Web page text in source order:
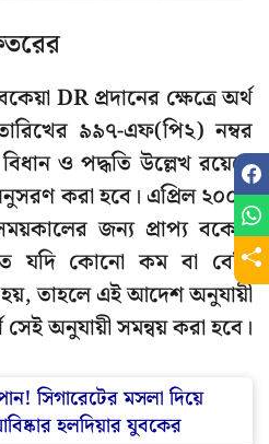
DR প্রদানের ক্ষেত্রে অর্থ
৯৯৭-এফ(পি২) নম্বর
ও পদ্ধতি উল্লেখ রয়েছে
করা হবে। এপ্রিল ২০০৮
জন্য প্রাপ্য বকেয়া
যদি কোনো কম বা বেশি
হয়, তাহলে এই আদেশ অনুযায়ী
অনুযায়ী সমন্বয় করা হবে।
সিগারেটের মসলা দিয়ে
হলদিয়ার যুবকের